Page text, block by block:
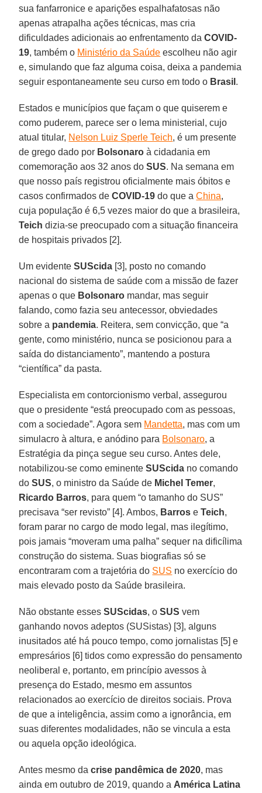
sua fanfarronice e aparições espalhafatosas não
apenas atrapalha ações técnicas, mas cria
dificuldades adicionais ao enfrentamento daCOVID-
19, também o Ministério da Saúde escolheu não agir
e, simulando que faz alguma coisa, deixa a pandemia
seguir espontaneamente seu curso em todo o Brasil .
Estados e municípios que façam o que quiserem e
como puderem, parece ser o lema ministerial, cujo
atual titular, Nelson Luiz Sperle Teich, é um presente
de grego dado por Bolsonaro à cidadania em
comemoração aos 32 anos doSUS. Na semana em
que nosso país registrou oficialmente mais óbitos e
casos confirmados de COVID-19 do que aChina,
cuja população é 6,5 vezes maior do que a brasileira,
Teich dizia-se preocupado com a situação financeira
de hospitais privados [2].
Um evidenteSUScida [3], posto no comando
nacional do sistema de saúde com a missão de fazer
apenas o que Bolsonaro mandar, mas seguir
falando, como fazia seu antecessor, obviedades
sobre a pandemia. Reitera, sem convicção, que “a
gente, como ministério, nunca se posicionou para a
saída do distanciamento”, mantendo a postura
“científica” da pasta.
Especialista em contorcionismo verbal, assegurou
que o presidente “está preocupado com as pessoas,
com a sociedade”. Agora sem Mandetta, mas com um
simulacro à altura, e anódino para Bolsonaro, a
Estratégia da pinça segue seu curso. Antes dele,
notabilizou-se como eminenteSUScida no comando
doSUS, o ministro da Saúde de Michel Temer,
Ricardo Barros, para quem “o tamanho do SUS”
precisava “ser revisto” [4]. Ambos, Barros eTeich,
foram parar no cargo de modo legal, mas ilegítimo,
pois jamais “moveram uma palha” sequer na dificílima
construção do sistema. Suas biografias só se
encontraram com a trajetória do SUS no exercício do
mais elevado posto da Saúde brasileira.
Não obstante essesSUScidas, oSUS vem
ganhando novos adeptos (SUSistas) [3], alguns
inusitados até há pouco tempo, como jornalistas [5] e
empresários [6] tidos como expressão do pensamento
neoliberal e, portanto, em princípio avessos à
presença do Estado, mesmo em assuntos
relacionados ao exercício de direitos sociais. Prova
de que a inteligência, assim como a ignorância, em
suas diferentes modalidades, não se vincula a esta
ou aquela opção ideológica.
Antes mesmo da crise pandêmica de 2020, mas
ainda em outubro de 2019, quando a América Latina